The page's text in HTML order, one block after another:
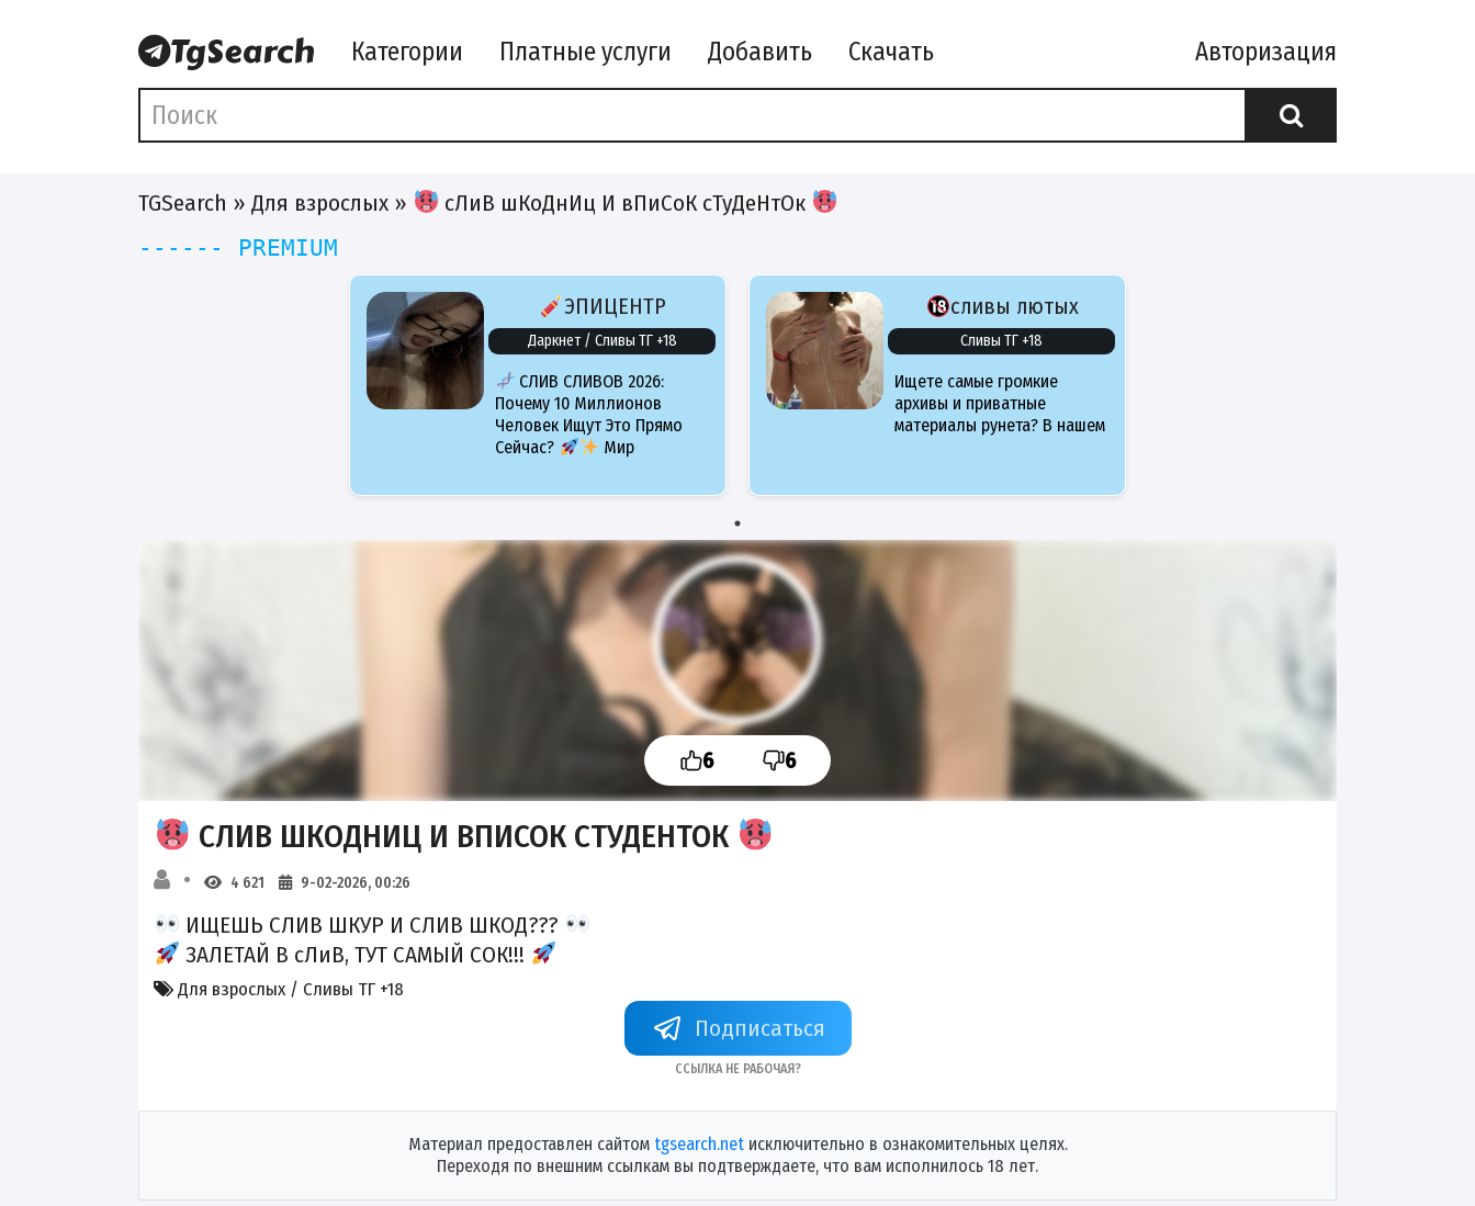
Категории Платные услуги Добавить Скачать Авторизация
TGSearch » Для взрослых » сЛиВ шКоДнИц И вПиСоК сТуДеНтОк
------ PREMIUM
ЭПИЦЕНТР
Даркнет / Сливы ТГ +18
СЛИВ СЛИВОВ 2026:
Почему 10 Миллионов
Человек Ищут Это Прямо
Сейчас?
Мир
сливы лютых
Сливы ТГ +18
Ищете самые громкие
архивы и приватные
материалы рунета? В нашем
6 6
СЛИВ ШКОДНИЦ И ВПИСОК СТУДЕНТОК
4 621 9-02-2026, 00:26
ИЩЕШЬ СЛИВ ШКУР И СЛИВ ШКОД???
ЗАЛЕТАЙ В сЛиВ, ТУТ САМЫЙ СОК!!!
Для взрослых / Сливы ТГ +18
+rdWWz4bXCLgwZGEy
Ссылка не рабочая?
Материал предоставлен сайтом tgsearch.netисключительно в ознакомительных целях.
Переходя по внешним ссылкам вы подтверждаете, что вам исполнилось 18 лет.